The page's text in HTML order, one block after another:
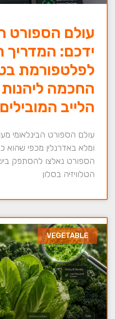
עולם הספורט
ידכם: המדריך
החכמה ליהנות
הלייב המובילים
עולם הספורט הבינלאומי
ומלא באדרנלין מכפי שהוא
הספורט נאלצו להסתפק
הטלוויזיה בסלון
VEGETABLE